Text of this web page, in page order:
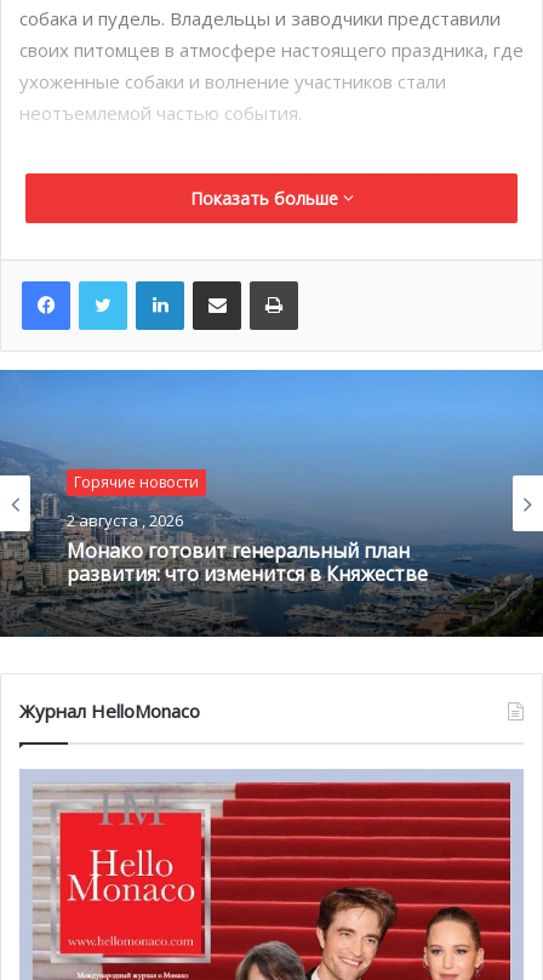
собака и пудель. Владельцы и заводчики представили
своих питомцев в атмосфере настоящего праздника, где
ухоженные собаки и волнение участников стали
неотъемлемой частью события.
Президент монегасского клуба Monaco Kennel Club и
Monaco Canine Society Мелани-Антуанетта де Масси
были вручены награды в различных категориях — среди
щенков, юниоров и ветеранов. Также отдельные призы
получили юные хендлеры: в группах от 5 до 9 лет и от
@Frédéric Nebinger-Palais princier
Главный победитель выставки
собак в Монако
Главным триумфатором выставки 2026 года стал чау-чау
по кличке Notorious Star Bach, завоевавший титул Best in
Show. Собака, рожденная в 2018 году и выведенная
Показать больше
LinkedInПоделиться по электронной почте Распечатать
Горячие новости
2 августа , 2026
Монако готовит генеральный план
развития: что изменится в Княжестве
Горячие новости
1 августа , 2026
Журнал HelloMonaco